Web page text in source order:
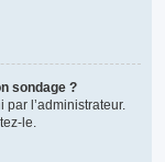
sondage ?
par l’administrateur.
le.